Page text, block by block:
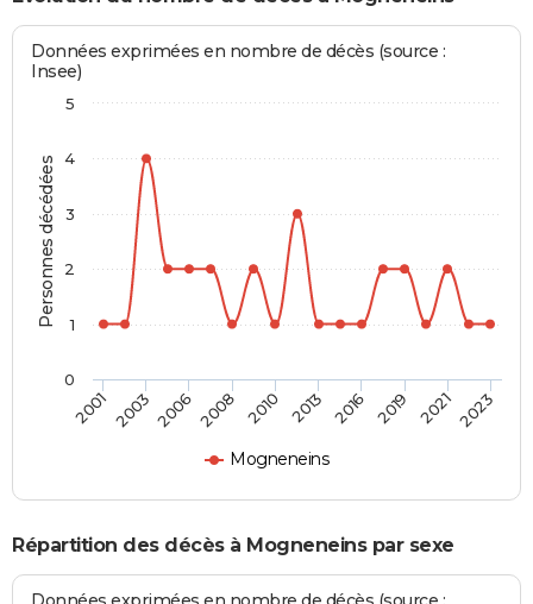
Personnes décédées
Données exprimées en nombre de décès (source :
Insee)
Mogneneins
2001 200320062008 2010 2013 2016 2019 20212023
0
1
2
3
4
5
Répartition des décès à Mogneneins par sexe